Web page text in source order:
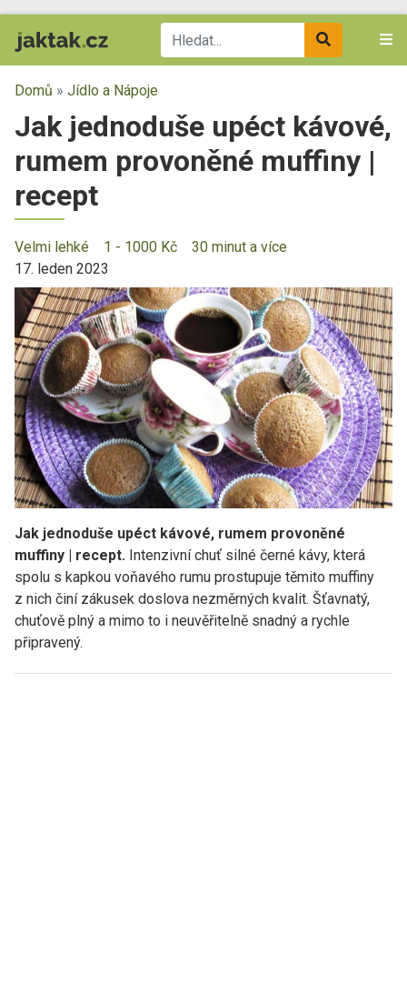
Domů » Jídlo a Nápoje
Jak jednoduše upéct kávové,
rumem provoněné muffiny |
recept
Velmi lehké 1 - 1000 Kč
30 minut a více
17. leden 2023
Jak jednoduše upéct kávové, rumem provoněné
muffiny | recept. Intenzivní chuť silné černé kávy, která
spolu s kapkou voňavého rumu prostupuje těmito muffiny
z nich činí zákusek doslova nezměrných kvalit. Šťavnatý,
chuťově plný a mimo to i neuvěřitelně snadný a rychle
připravený.